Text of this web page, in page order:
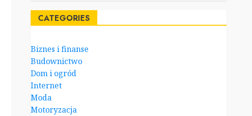
CATEGORIES
Biznes i finanse
Budownictwo
Dom i ogród
Internet
Moda
Motoryzacja